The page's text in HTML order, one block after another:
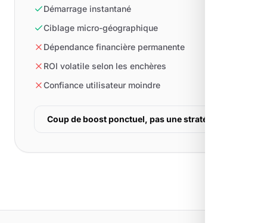
Démarrage instantané
Ciblage micro-géographique
Dépendance financière permanente
ROI volatile selon les enchères
Confiance utilisateur moindre
Coup de boost ponctuel, pas une stratégie